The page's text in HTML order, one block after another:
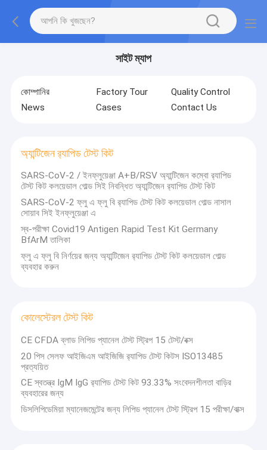
সাইট ম্যাপ
কোম্পানির Factory Tour
Quality Control
News
Cases Contact Us
অ্যান্টিজেন র‌্যাপিড টেস্ট কিট
SARS-CoV-2 / ইনফ্লুয়েঞ্জা A+B/RSV অ্যান্টিজেন কম্বো র‌্যাপিড
টেস্ট কিট কলয়েডাল গোল্ড সিই নিবন্ধিত অ্যান্টিজেন র‌্যাপিড টেস্ট কিট
SARS-CoV-2 ফ্লু এ ফ্লু বি র‍্যাপিড টেস্ট কিট কলয়েডাল গোল্ড নাসাল
সোয়াব সিই ইনফ্লুয়েঞ্জা এ
স্ব-পরীক্ষা Covid19 Antigen Rapid Test Kit Germany
BfArM তালিকা
ফ্লু এ ফ্লু বি নির্ণয়ের জন্য অ্যান্টিজেন র‌্যাপিড টেস্ট কিট কলয়েডাল গোল্ড
ব্যবহার করুন
কোলেস্টেরল টেস্ট কিট
CE CFDA ব্লাড লিপিড প্যানেল টেস্ট স্ট্রিপ 15 টেস্ট/বক্স
20 পিস সেলফ আইজিএম আইজিজি র‍্যাপিড টেস্ট কিটস ISO13485
প্রত্যয়িত
CE স্বতন্ত্র IgM IgG র‍্যাপিড টেস্ট কিট 93.33% সংবেদনশীলতা বাড়ির
ব্যবহারের জন্য
ডিসলিপিডেমিয়া ম্যানেজমেন্টের জন্য লিপিড প্যানেল টেস্ট স্ট্রিপ 15 পরীক্ষা/বাক্স